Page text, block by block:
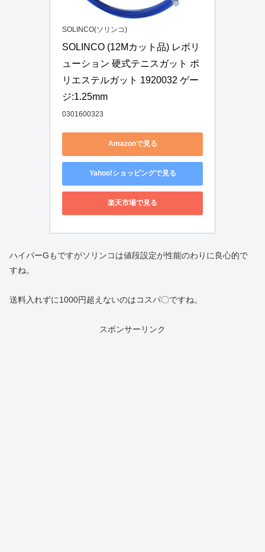
SOLINCO(ソリンコ)
SOLINCO (12Mカット品) レボリ
ューション 硬式テニスガット ポ
リエステルガット 1920032 ゲー
ジ:1.25mm
0301600323
Amazonで見る
Yahoo!ショッピングで見る
楽天市場で見る
ハイパーGもですがソリンコは値段設定が性能のわりに良心的で
すね。
送料入れずに1000円超えないのはコスパ〇ですね。
スポンサーリンク